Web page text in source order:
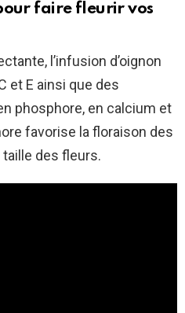
faire fleurir vos
l’infusion d’oignon
et E ainsi que des
phosphore, en calcium et
favorise la floraison des
des fleurs.